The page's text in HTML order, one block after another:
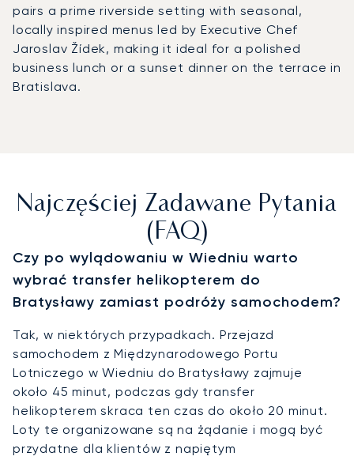
pairs a prime riverside setting with seasonal,
locally inspired menus led by Executive Chef
Jaroslav Žídek, making it ideal for a polished
business lunch or a sunset dinner on the terrace in
Bratislava.
Najczęściej Zadawane Pytania
(FAQ)
Czy po wylądowaniu w Wiedniu warto
wybrać transfer helikopterem do
Bratysławy zamiast podróży samochodem?
Tak, w niektórych przypadkach. Przejazd
samochodem z Międzynarodowego Portu
Lotniczego w Wiedniu do Bratysławy zajmuje
około 45 minut, podczas gdy transfer
helikopterem skraca ten czas do około 20 minut.
Loty te organizowane są na żądanie i mogą być
przydatne dla klientów z napiętym